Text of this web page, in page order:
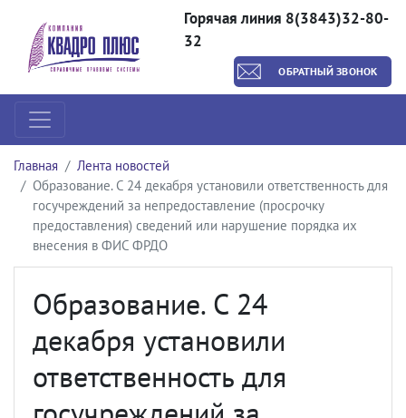
Горячая линия 8(3843)32-80-
32
ОБРАТНЫЙ ЗВОНОК
Главная
Лента новостей
Образование. С 24 декабря установили ответственность для
госучреждений за непредоставление (просрочку
предоставления) сведений или нарушение порядка их
внесения в ФИС ФРДО
Образование. С 24
декабря установили
ответственность для